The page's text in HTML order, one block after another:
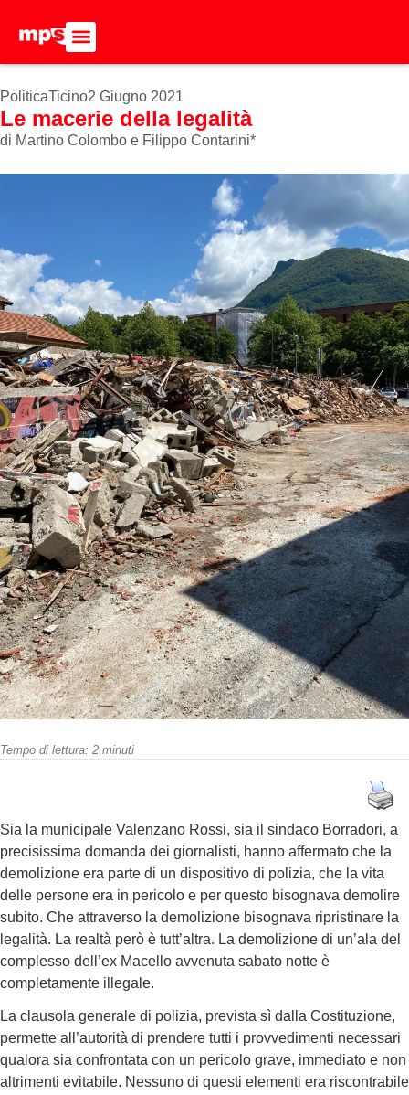
PoliticaTicino2 Giugno 2021
Le macerie della legalità
di Martino Colombo e Filippo Contarini*
Tempo di lettura: 2 minuti
Sia la municipale Valenzano Rossi, sia il sindaco Borradori, a
precisissima domanda dei giornalisti, hanno affermato che la
demolizione era parte di un dispositivo di polizia, che la vita
delle persone era in pericolo e per questo bisognava demolire
subito. Che attraverso la demolizione bisognava ripristinare la
legalità. La realtà però è tutt’altra. La demolizione di un’ala del
complesso dell’ex Macello avvenuta sabato notte è
completamente illegale.
La clausola generale di polizia, prevista sì dalla Costituzione,
permette all’autorità di prendere tutti i provvedimenti necessari
qualora sia confrontata con un pericolo grave, immediato e non
altrimenti evitabile. Nessuno di questi elementi era riscontrabile